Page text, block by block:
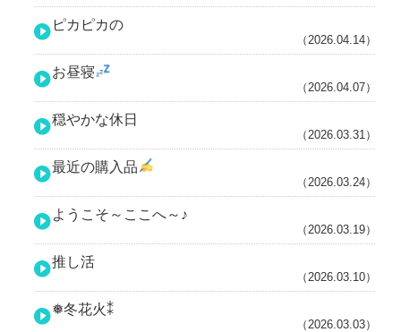
ピカピカの
（2026.04.14）
お昼寝
（2026.04.07）
穏やかな休日
（2026.03.31）
最近の購入品
（2026.03.24）
ようこそ～ここへ～♪
（2026.03.19）
推し活
（2026.03.10）
❅冬花火⁑
（2026.03.03）